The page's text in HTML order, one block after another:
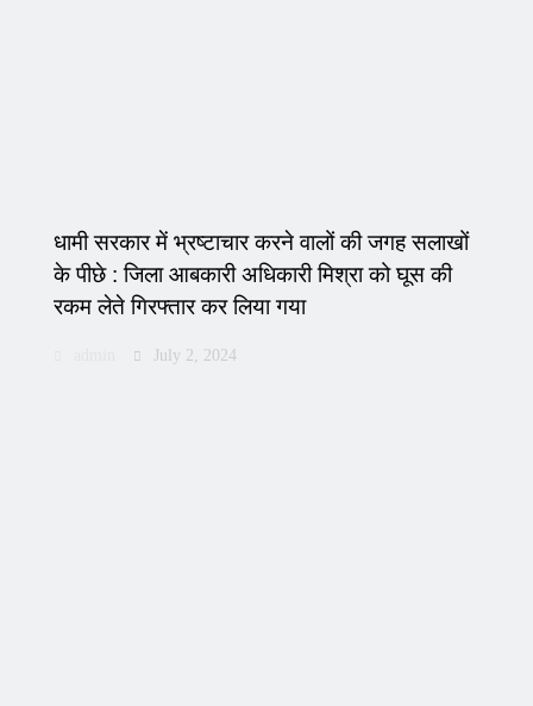
धामी सरकार में भ्रष्टाचार करने वालों की जगह सलाखों
के पीछे : जिला आबकारी अधिकारी मिश्रा को घूस की
रकम लेते गिरफ्तार कर लिया गया
July 2, 2024